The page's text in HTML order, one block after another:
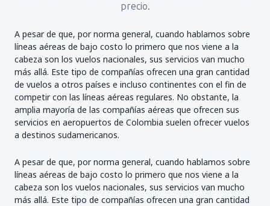
precio.
A pesar de que, por norma general, cuando hablamos sobre
líneas aéreas de bajo costo lo primero que nos viene a la
cabeza son los vuelos nacionales, sus servicios van mucho
más allá. Este tipo de compañías ofrecen una gran cantidad
de vuelos a otros países e incluso continentes con el fin de
competir con las líneas aéreas regulares. No obstante, la
amplia mayoría de las compañías aéreas que ofrecen sus
servicios en aeropuertos de Colombia suelen ofrecer vuelos
a destinos sudamericanos.
A pesar de que, por norma general, cuando hablamos sobre
líneas aéreas de bajo costo lo primero que nos viene a la
cabeza son los vuelos nacionales, sus servicios van mucho
más allá. Este tipo de compañías ofrecen una gran cantidad